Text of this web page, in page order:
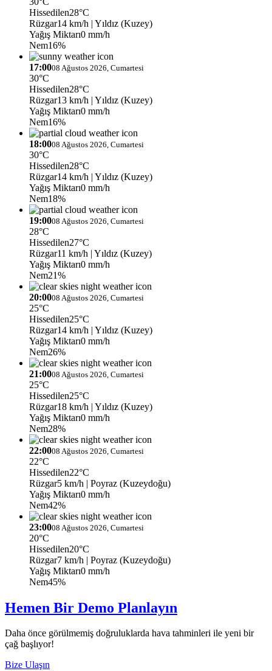
Hissedilen28°C
Rüzgar14 km/h | Yıldız (Kuzey)
Yağış Miktarı0 mm/h
Nem16%
17:0008 Ağustos 2026, Cumartesi
30°C
Hissedilen28°C
Rüzgar13 km/h | Yıldız (Kuzey)
Yağış Miktarı0 mm/h
Nem16%
18:0008 Ağustos 2026, Cumartesi
30°C
Hissedilen28°C
Rüzgar14 km/h | Yıldız (Kuzey)
Yağış Miktarı0 mm/h
Nem18%
19:0008 Ağustos 2026, Cumartesi
28°C
Hissedilen27°C
Rüzgar11 km/h | Yıldız (Kuzey)
Yağış Miktarı0 mm/h
Nem21%
20:0008 Ağustos 2026, Cumartesi
25°C
Hissedilen25°C
Rüzgar14 km/h | Yıldız (Kuzey)
Yağış Miktarı0 mm/h
Nem26%
21:0008 Ağustos 2026, Cumartesi
25°C
Hissedilen25°C
Rüzgar18 km/h | Yıldız (Kuzey)
Yağış Miktarı0 mm/h
Nem28%
22:0008 Ağustos 2026, Cumartesi
22°C
Hissedilen22°C
Rüzgar5 km/h | Poyraz (Kuzeydoğu)
Yağış Miktarı0 mm/h
Nem42%
23:0008 Ağustos 2026, Cumartesi
20°C
Hissedilen20°C
Rüzgar7 km/h | Poyraz (Kuzeydoğu)
Yağış Miktarı0 mm/h
Nem45%
Hemen Bir Demo Planlayın
Daha önce görülmemiş doğruluklarda hava tahminleri ile yeni bir
çağ başlıyor!
Bize Ulaşın